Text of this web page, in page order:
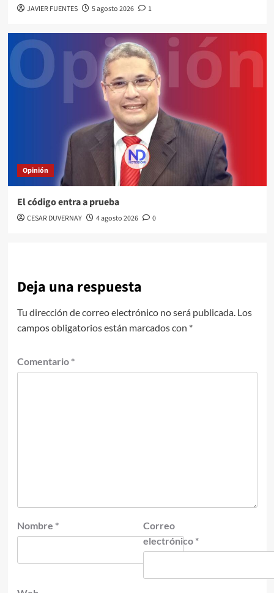
JAVIER FUENTES 5 agosto 2026 1
Opinión
El código entra a prueba
CESAR DUVERNAY 4 agosto 2026 0
Deja una respuesta
Tu dirección de correo electrónico no será publicada. Los
campos obligatorios están marcados con *
Comentario *
Nombre *
Correo
electrónico *